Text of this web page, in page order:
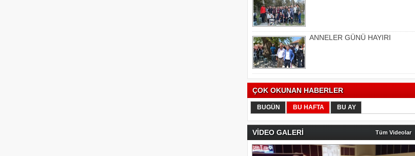
ANNELER GÜNÜ HAYIRI
ÇOK OKUNAN HABERLER
BUGÜN BU HAFTA BU AY
VİDEO GALERİ Tüm Videolar